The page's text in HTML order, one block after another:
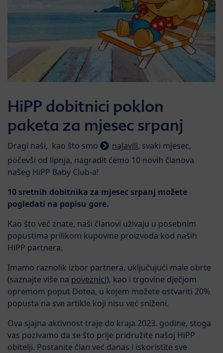
HiPP dobitnici poklon
paketa za mjesec srpanj
Dragi naši, kao što smo najavili, svaki mjesec,
počevši od lipnja, nagradit ćemo 10 novih članova
našeg HiPP Baby Club-a!
10 sretnih dobitnika za mjesec srpanj možete
pogledati na popisu gore.
Kao što već znate, naši članovi uživaju u posebnim
popustima prilikom kupovine proizvoda kod naših
HiPP partnera.
Imamo raznolik izbor partnera, uključujući male obrte
(saznajte više na poveznici), kao i trgovine dječjom
opremom poput Dotea, u kojem možete ostvariti 20%
popusta na sve artikle koji nisu već sniženi.
Ova sjajna aktivnost traje do kraja 2023. godine, stoga
vas pozivamo da se što prije pridružite našoj HiPP
obitelji. Postanite član već danas i iskoristite sve